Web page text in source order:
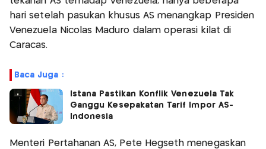
hari setelah pasukan khusus AS menangkap Presiden
Venezuela Nicolás Maduro dalam operasi kilat di
Caracas.
Baca Juga :
Istana Pastikan Konflik Venezuela Tak
Ganggu Kesepakatan Tarif Impor AS-
Indonesia
Menteri Pertahanan AS, Pete Hegseth menegaskan